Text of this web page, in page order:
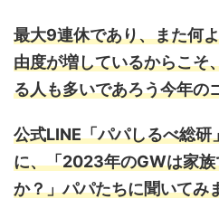
最大9連休であり、また何
由度が増しているからこそ
る人も多いであろう今年の
公式LINE「パパしるべ総
に、「2023年のGWは家族
か？」パパたちに聞いてみ